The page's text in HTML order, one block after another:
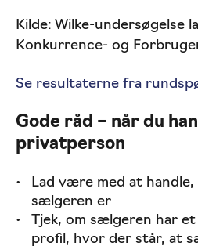
Kilde: Wilke-undersøgelse
Konkurrence- og
Se resultaterne fra
Gode råd – når du
privatperson
Lad være med at
sælgeren er
Tjek, om sælgeren har
profil, hvor der står, at